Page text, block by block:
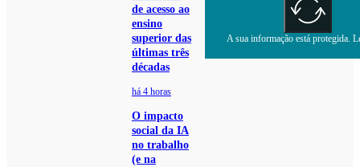
de acesso ao
ensino
superior das
últimas três
décadas
há 4 horas
O impacto
social da IA
no trabalho
(e na
A sua informação está protegida.